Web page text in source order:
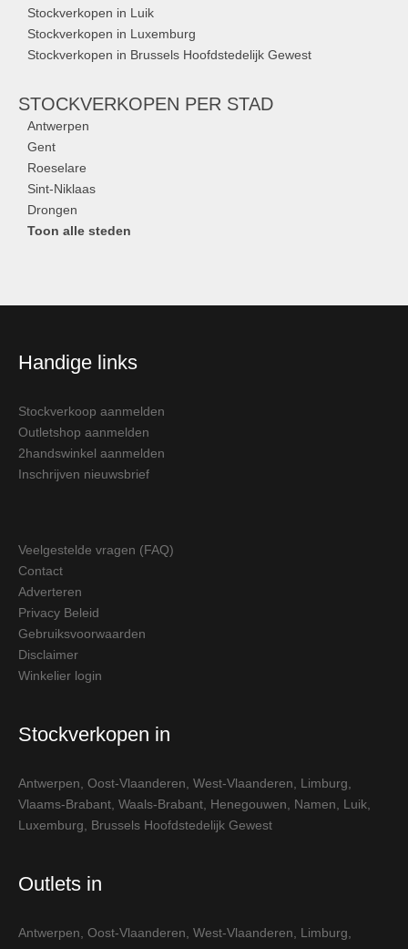
Stockverkopen in Luik
Stockverkopen in Luxemburg
Stockverkopen in Brussels Hoofdstedelijk Gewest
STOCKVERKOPEN PER STAD
Antwerpen
Gent
Roeselare
Sint-Niklaas
Drongen
Toon alle steden
Handige links
Stockverkoop aanmelden
Outletshop aanmelden
2handswinkel aanmelden
Inschrijven nieuwsbrief
Veelgestelde vragen (FAQ)
Contact
Adverteren
Privacy Beleid
Gebruiksvoorwaarden
Disclaimer
Winkelier login
Stockverkopen in
Antwerpen Oost-Vlaanderen West-Vlaanderen Limburg
Vlaams-Brabant Waals-Brabant Henegouwen Namen Luik
Luxemburg
Brussels Hoofdstedelijk Gewest
Outlets in
Antwerpen Oost-Vlaanderen West-Vlaanderen Limburg